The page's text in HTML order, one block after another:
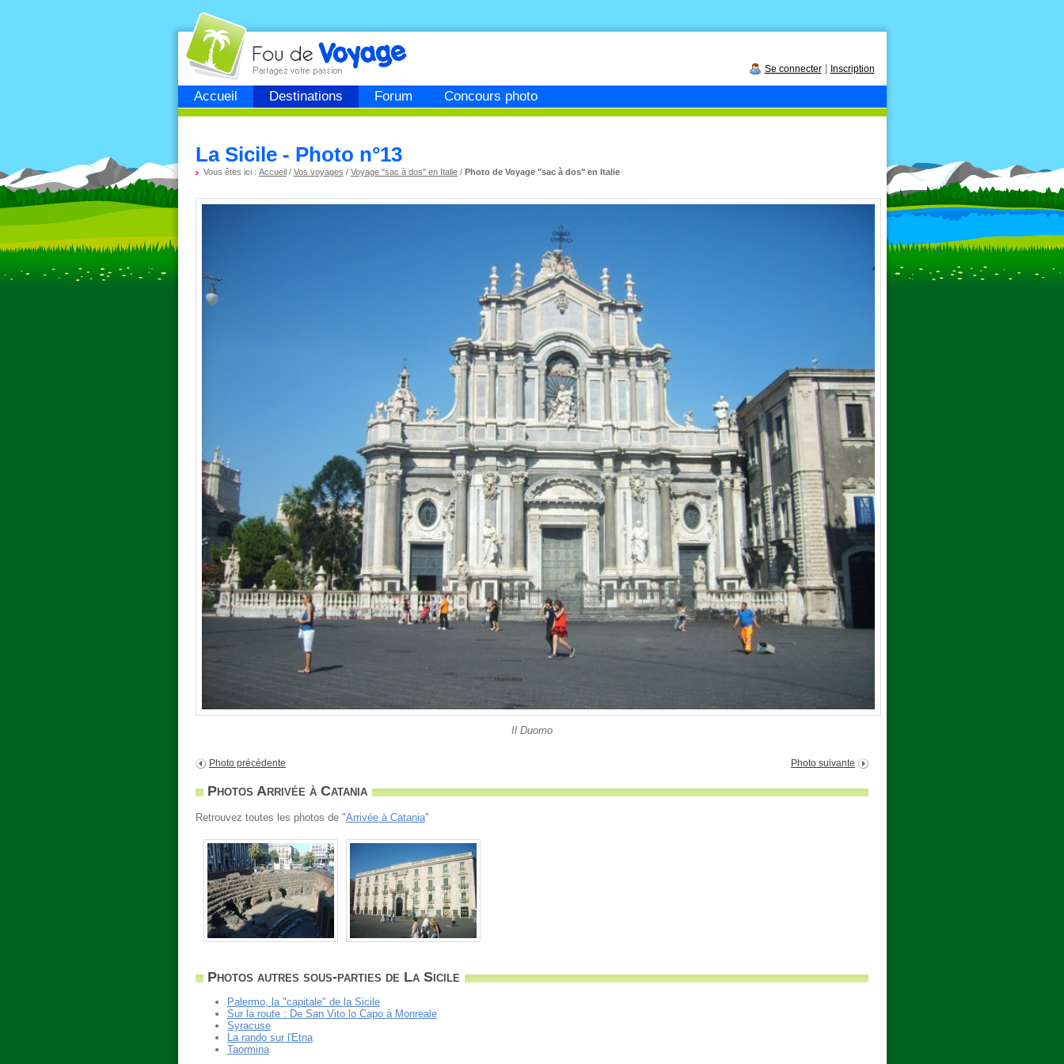
Accueil Destinations Forum Concours photo
Fou devoyage
Se connecter| Inscription
La Sicile - Photo n°13
Vous êtes ici : Accueil/ Vos voyages / Voyage "sac à dos" en Italie/ Photo de Voyage "sac à dos" en Italie
Il Duomo
Photo précédente Photo suivante
Photos Arrivée à Catania
Retrouvez toutes les photos de "Arrivée à Catania"
Photos autres sous-parties de La Sicile
Palermo, la "capitale" de la Sicile
Sur la route : De San Vito lo Capo à Monreale
Syracuse
La rando sur l'Etna
Taormina